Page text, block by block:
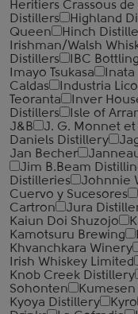
Heritiers Crassous
Distillers
Highland
Queen
Hinch
Irishman/Walsh
Distillers
IBC
Imayo Tsukasa
Caldas
Industria
Teoranta
Inver
Distillers
Isle of
J&B
J. G. Monnet et
Daniels Distillery
Jan Becher
Jim B.Beam
Distilleries
Johnnie
Cuervo y Sucesores
Cartron
Jura
Kaiun Doi Shuzojo
Kamotsuru Brewing
Khvanchkara Winery
Irish Whiskey Limited
Knob Creek Distillery
Sohonten
Kyoya Distillery
Kyro